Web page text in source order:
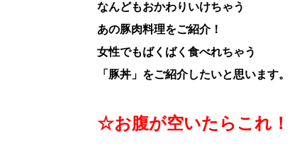
なんどもおかわりいけちゃう
あの豚肉料理をご紹介！
女性でもばくばく食べれちゃう
「豚丼」をご紹介したいと思います。
☆お腹が空いたらこれ！